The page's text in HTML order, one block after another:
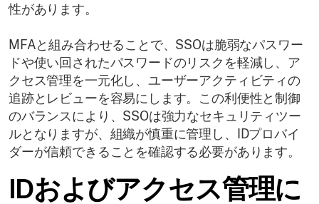
性があります。
MFAと組み合わせることで、SSOは脆弱なパスワー
ドや使い回されたパスワードのリスクを軽減し、ア
クセス管理を一元化し、ユーザーアクティビティの
追跡とレビューを容易にします。この利便性と制御
のバランスにより、SSOは強力なセキュリティツー
ルとなりますが、組織が慎重に管理し、IDプロバイ
ダーが信頼できることを確認する必要があります。
IDおよびアクセス管理に